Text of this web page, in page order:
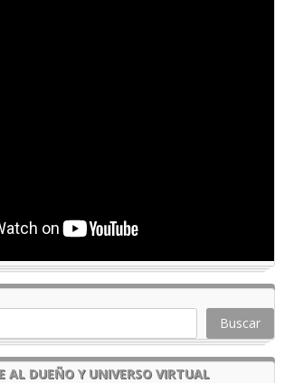
Buscar
AL DUEÑO Y UNIVERSO VIRTUAL